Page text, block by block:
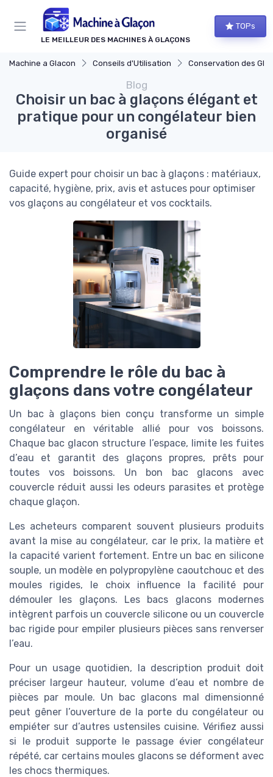
LE MEILLEUR DES MACHINES À GLAÇONS
TOPs
Machine a Glacon Conseils d'Utilisation Conservation des
Blog
Choisir un bac à glaçons élégant et
pratique pour un congélateur bien
organisé
Guide expert pour choisir un bac à glaçons : matériaux,
capacité, hygiène, prix, avis et astuces pour optimiser
vos glaçons au congélateur et vos cocktails.
Comprendre le rôle du bac à
glaçons dans votre congélateur
Un bac à glaçons bien conçu transforme un simple
congélateur en véritable allié pour vos boissons.
Chaque bac glacon structure l’espace, limite les fuites
d’eau et garantit des glaçons propres, prêts pour
toutes vos boissons. Un bon bac glacons avec
couvercle réduit aussi les odeurs parasites et protège
chaque glaçon.
Les acheteurs comparent souvent plusieurs produits
avant la mise au congélateur, car le prix, la matière et
la capacité varient fortement. Entre un bac en silicone
souple, un modèle en polypropylène caoutchouc et des
moules rigides, le choix influence la facilité pour
démouler les glaçons. Les bacs glacons modernes
intègrent parfois un couvercle silicone ou un couvercle
bac rigide pour empiler plusieurs pièces sans renverser
l’eau.
Pour un usage quotidien, la description produit doit
préciser largeur hauteur, volume d’eau et nombre de
pièces par moule. Un bac glacons mal dimensionné
peut gêner l’ouverture de la porte du congélateur ou
empiéter sur d’autres ustensiles cuisine. Vérifiez aussi
si le produit supporte le passage évier congélateur
répété, car certains moules glacons se déforment avec
les chocs thermiques.
Panneau de gestion des cookies